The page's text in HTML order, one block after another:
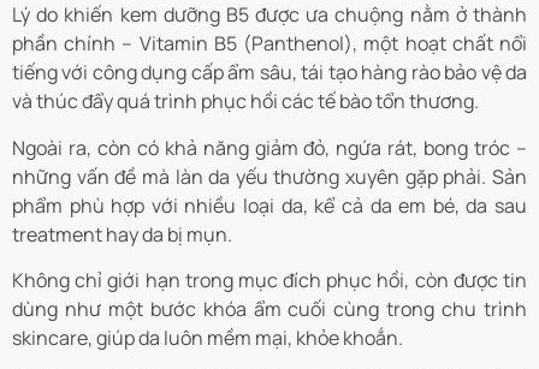
Lý do khiến kem dưỡng B5 được ưa chuộng nằm ở thành
phần chính – Vitamin B5 (Panthenol), một hoạt chất nổi
tiếng với công dụng cấp ẩm sâu, tái tạo hàng rào bảo vệ da
và thúc đẩy quá trình phục hồi các tế bào tổn thương.
Ngoài ra, còn có khả năng giảm đỏ, ngứa rát, bong tróc –
những vấn đề mà làn da yếu thường xuyên gặp phải. Sản
phẩm phù hợp với nhiều loại da, kể cả da em bé, da sau
treatment hay da bị mụn.
Không chỉ giới hạn trong mục đích phục hồi, còn được tin
dùng như một bước khóa ẩm cuối cùng trong chu trình
skincare, giúp da luôn mềm mại, khỏe khoắn.